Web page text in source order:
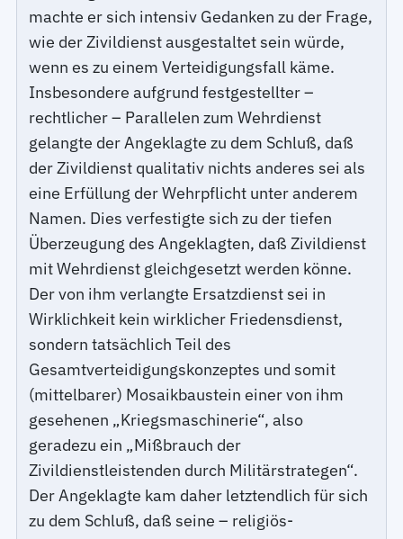
machte er sich intensiv Gedanken zu der Frage,
wie der Zivildienst ausgestaltet sein würde,
wenn es zu einem Verteidigungsfall käme.
Insbesondere aufgrund festgestellter –
rechtlicher – Parallelen zum Wehrdienst
gelangte der Angeklagte zu dem Schluß, daß
der Zivildienst qualitativ nichts anderes sei als
eine Erfüllung der Wehrpflicht unter anderem
Namen. Dies verfestigte sich zu der tiefen
Überzeugung des Angeklagten, daß Zivildienst
mit Wehrdienst gleichgesetzt werden könne.
Der von ihm verlangte Ersatzdienst sei in
Wirklichkeit kein wirklicher Friedensdienst,
sondern tatsächlich Teil des
Gesamtverteidigungskonzeptes und somit
(mittelbarer) Mosaikbaustein einer von ihm
gesehenen „Kriegsmaschinerie“, also
geradezu ein „Mißbrauch der
Zivildienstleistenden durch Militärstrategen“.
Der Angeklagte kam daher letztendlich für sich
zu dem Schluß, daß seine – religiös-